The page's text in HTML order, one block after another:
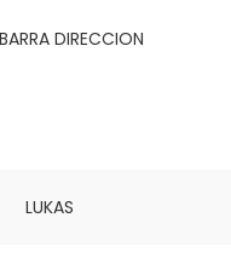
BARRA DIRECCION
LUKAS